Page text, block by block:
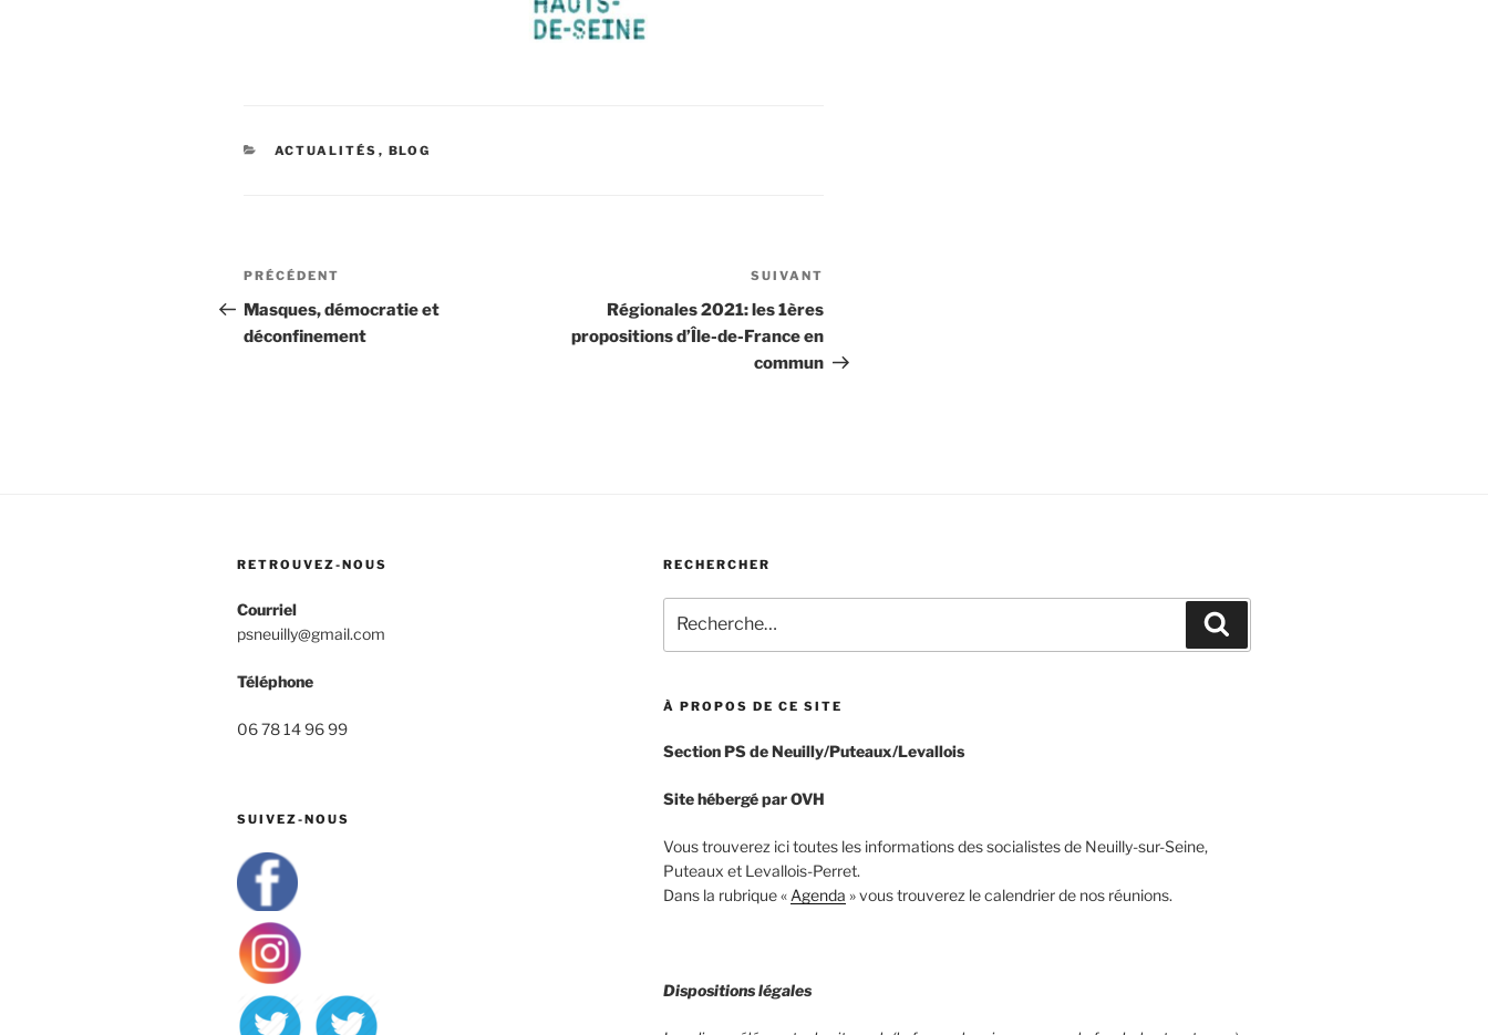
CATÉGORIES
ACTUALITÉS , BLOG
Navigation
de
l’article
Article
précédent
PRÉCÉDENT
Masques, démocratie et
déconfinement
suivant
SUIVANT
Régionales 2021: les 1ères
propositions d’Île-de-France en
commun
RETROUVEZ-NOUS
Courriel
psneuilly@gmail.com
Téléphone
06 78 14 96 99
SUIVEZ-NOUS
RECHERCHER
pour
:
À PROPOS DE CE SITE
Section PS de Neuilly/Puteaux/Levallois
Site hébergé par OVH
Vous trouverez ici toutes les informations des socialistes de Neuilly-sur-Seine,
Puteaux et Levallois-Perret.
Dans la rubrique « Agenda » vous trouverez le calendrier de nos réunions.
Dispositions légales